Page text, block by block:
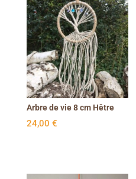
Arbre de vie 8 cm Hêtre
24,00 €